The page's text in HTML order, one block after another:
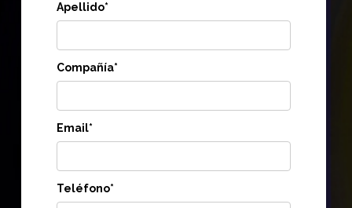
Apellido*
Compañía*
Email*
Teléfono*